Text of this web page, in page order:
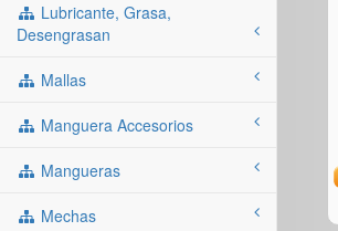
Lubricante, Grasa,
Desengrasan
Mallas
Manguera Accesorios
Mangueras
Mechas